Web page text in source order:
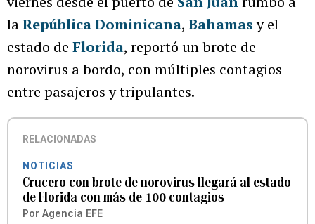
laRepública Dominicana, Bahamasy el
estado de Florida, reportó un brote de
norovirus a bordo, con múltiples contagios
entre pasajeros y tripulantes.
RELACIONADAS
NOTICIAS
Crucero con brote de norovirus llegará al estado
de Florida con más de 100 contagios
Por Agencia EFE